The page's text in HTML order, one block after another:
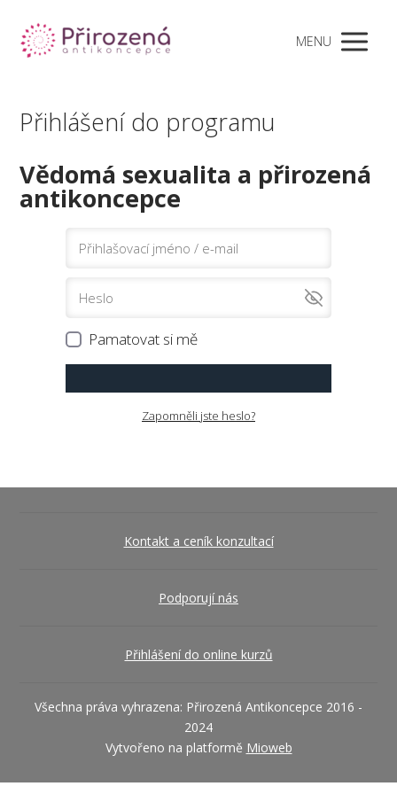
MENU
Přihlášení do programu
Vědomá sexualita a přirozená
antikoncepce
Pamatovat si mě
Zapomněli jste heslo?
Kontakt a ceník konzultací
Podporují nás
Přihlášení do online kurzů
Všechna práva vyhrazena: Přirozená Antikoncepce 2016 -
2024
Vytvořeno na platformě Mioweb